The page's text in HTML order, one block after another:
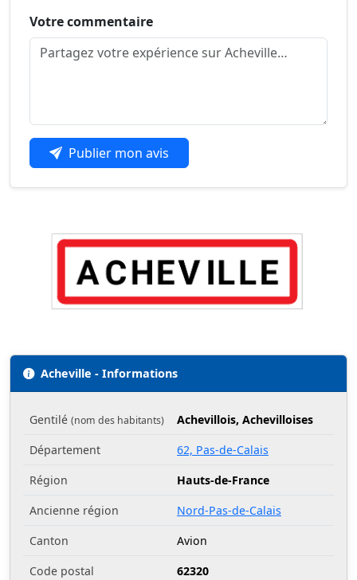
Votre commentaire
Publier mon avis
Acheville - Informations
Gentilé (nom des habitants)
Achevillois, Achevilloises
Département
62, Pas-de-Calais
Région
Hauts-de-France
Ancienne région
Nord-Pas-de-Calais
Canton
Avion
Code postal
62320